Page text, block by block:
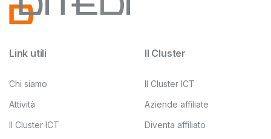
Link utili
Chi siamo
Attività
Il Cluster ICT
Il Cluster
Il Cluster ICT
Aziende affiliate
Diventa affiliato